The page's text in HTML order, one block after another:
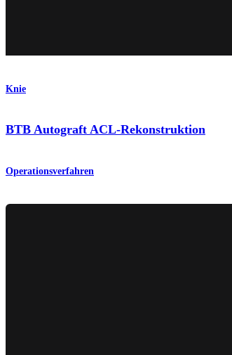
Knie
BTB Autograft ACL-Rekonstruktion
Operationsverfahren